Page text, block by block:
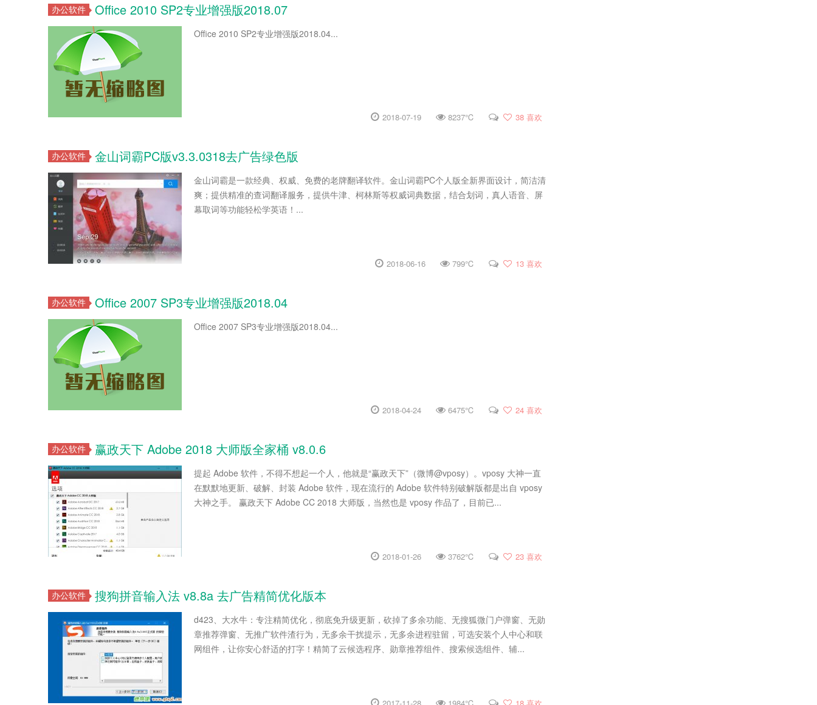
办公软件 Office 2010 SP2专业增强版2018.07
Office 2010 SP2专业增强版2018.04...
2018-07-19 8237℃ 38 喜欢
办公软件 金山词霸PC版v3.3.0318去广告绿色版
金山词霸是一款经典、权威、免费的老牌翻译软件。金山词霸PC个人版全新界面设计，简洁清
爽；提供精准的查词翻译服务，提供牛津、柯林斯等权威词典数据，结合划词，真人语音、屏
幕取词等功能轻松学英语！...
2018-06-16 799℃ 13 喜欢
办公软件 Office 2007 SP3专业增强版2018.04
Office 2007 SP3专业增强版2018.04...
2018-04-24 6475℃ 24 喜欢
办公软件 赢政天下 Adobe 2018 大师版全家桶 v8.0.6
提起 Adobe 软件，不得不想起一个人，他就是“赢政天下”（微博@vposy）。vposy 大神一直
在默默地更新、破解、封装 Adobe 软件，现在流行的 Adobe 软件特别破解版都是出自 vposy
大神之手。 赢政天下 Adobe CC 2018 大师版，当然也是 vposy 作品了，目前已...
2018-01-26 3762℃ 23 喜欢
办公软件 搜狗拼音输入法 v8.8a 去广告精简优化版本
d423、大水牛：专注精简优化，彻底免升级更新，砍掉了多余功能、无搜狐微门户弹窗、无勋
章推荐弹窗、无推广软件渣行为，无多余干扰提示，无多余进程驻留，可选安装个人中心和联
网组件，让你安心舒适的打字！精简了云候选程序、勋章推荐组件、搜索候选组件、辅...